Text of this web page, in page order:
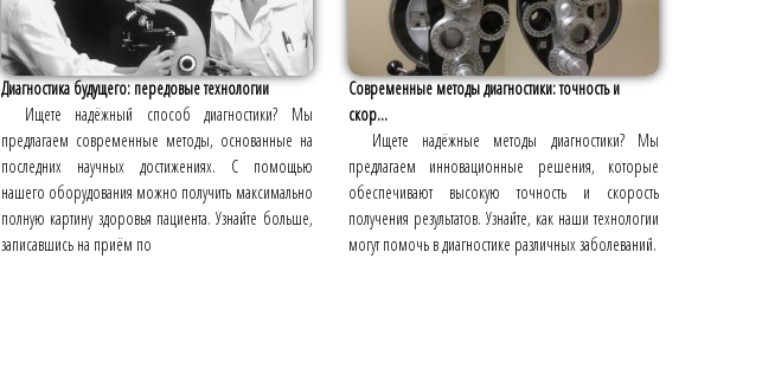
Диагностика будущего: передовые технологии
Ищете надёжный способ диагностики? Мы
предлагаем современные методы, основанные на
последних научных достижениях. С помощью
нашего оборудования можно получить максимально
полную картину здоровья пациента. Узнайте больше,
записавшись на приём по
Современные методы диагностики: точность и
скор...
Ищете надёжные методы диагностики? Мы
предлагаем инновационные решения, которые
обеспечивают высокую точность и скорость
получения результатов. Узнайте, как наши технологии
могут помочь в диагностике различных заболеваний.